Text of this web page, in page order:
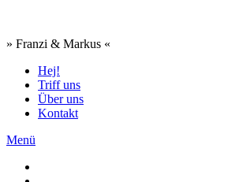
» Franzi & Markus «
Hej!
Triff uns
Über uns
Kontakt
Menü